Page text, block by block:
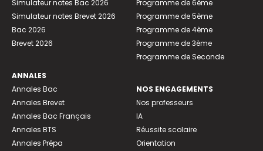
Simulateur notes Bac 2026
Simulateur notes Brevet 2026
Bac 2026
Brevet 2026
ANNALES
Annales Bac
Annales Brevet
Annales Bac Français
Annales BTS
Annales Prépa
Programme de 6ème
Programme de 5ème
Programme de 4ème
Programme de 3ème
Programme de Seconde
NOS ENGAGEMENTS
Nos professeurs
IA
Réussite scolaire
Orientation